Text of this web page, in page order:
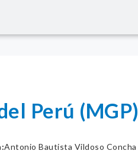
Perú (MGP)
Antonio Bautista Vildoso Concha